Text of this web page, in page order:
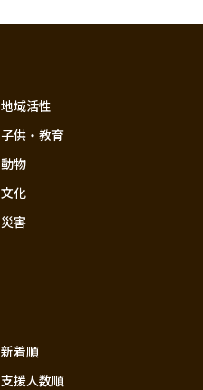
近畿
中国
地域活性
子供・教育
動物
文化
災害
新着順
支援人数順